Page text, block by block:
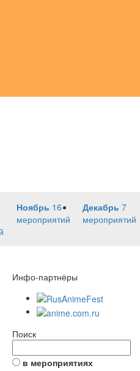
Ноябрь 16
мероприятий
Декабрь 7
мероприятий
Инфо-партнёры
Поиск
в мероприятиях